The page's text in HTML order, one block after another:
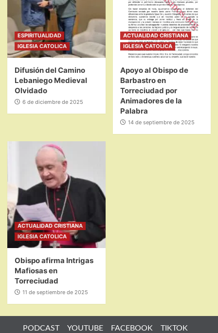
ESPIRITUALIDAD
IGLESIA CATOLICA
Difusión del Camino
Lebaniego Medieval
Olvidado
6 de diciembre de 2025
ACTUALIDAD CRISTIANA
IGLESIA CATOLICA
Apoyo al Obispo de
Barbastro en
Torreciudad por
Animadores de la
Palabra
14 de septiembre de 2025
ACTUALIDAD CRISTIANA
IGLESIA CATOLICA
Obispo afirma Intrigas
Mafiosas en
Torreciudad
11 de septiembre de 2025
PODCAST YOUTUBE FACEBOOK TIKTOK